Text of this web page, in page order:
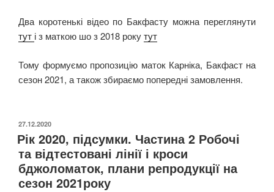
Два коротенькі відео по Бакфасту можна переглянути
тут і з маткою шо з 2018 рокутут
Тому формуємо пропозицію маток Карніка, Бакфаст на
сезон 2021, а також збираємо попередні замовлення.
ОПУБЛІКОВАНО
27.12.2020
Рік 2020, підсумки. Частина 2 Робочі
та відтестовані лінії і кроси
бджоломаток, плани репродукції на
сезон 2021року